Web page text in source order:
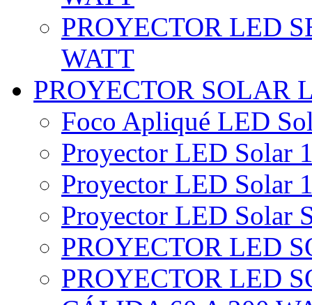
PROYECTOR LED
WATT
PROYECTOR SOLAR
Foco Apliqué LED
Proyector LED Solar
Proyector LED Solar
Proyector LED Solar
PROYECTOR LED
PROYECTOR LED